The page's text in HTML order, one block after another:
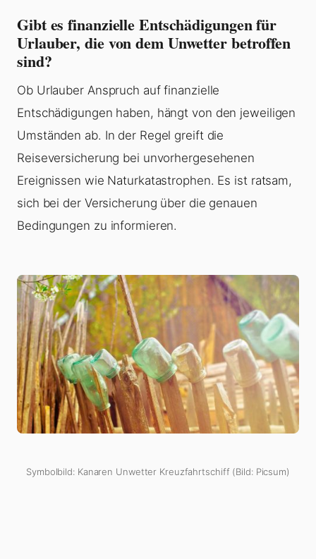
Gibt es finanzielle Entschädigungen für
Urlauber, die von dem Unwetter betroffen
sind?
Ob Urlauber Anspruch auf finanzielle
Entschädigungen haben, hängt von den jeweiligen
Umständen ab. In der Regel greift die
Reiseversicherung bei unvorhergesehenen
Ereignissen wie Naturkatastrophen. Es ist ratsam,
sich bei der Versicherung über die genauen
Bedingungen zu informieren.
Symbolbild: Kanaren Unwetter Kreuzfahrtschiff (Bild: Picsum)